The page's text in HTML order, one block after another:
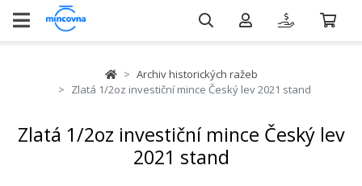
Archiv historických ražeb
Zlatá 1/2oz investiční mince Český lev 2021 stand
Zlatá 1/2oz investiční mince Český lev
2021 stand